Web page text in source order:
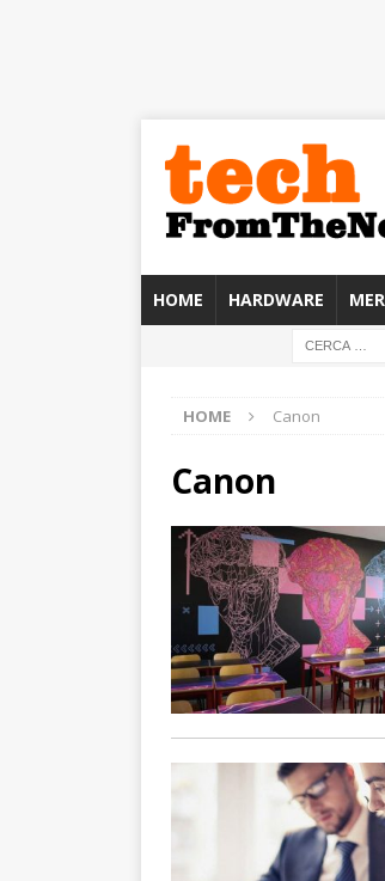
HOME HARDWARE
HOME Canon
Canon